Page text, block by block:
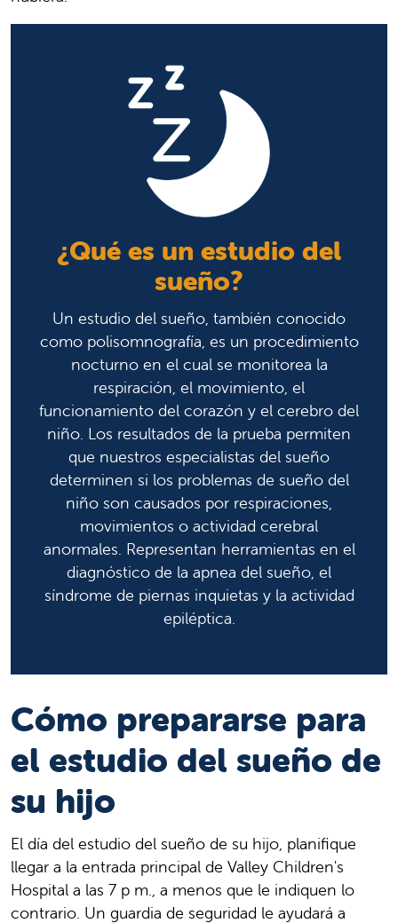
¿Qué es un estudio del
sueño?
Un estudio del sueño, también conocido
como polisomnografía, es un procedimiento
nocturno en el cual se monitorea la
respiración, el movimiento, el
funcionamiento del corazón y el cerebro del
niño. Los resultados de la prueba permiten
que nuestros especialistas del sueño
determinen si los problemas de sueño del
niño son causados por respiraciones,
movimientos o actividad cerebral
anormales. Representan herramientas en el
diagnóstico de la apnea del sueño, el
síndrome de piernas inquietas y la actividad
epiléptica.
Cómo prepararse para
el estudio del sueño de
su hijo
El día del estudio del sueño de su hijo, planifique
llegar a la entrada principal de Valley Children's
Hospital a las 7 p m., a menos que le indiquen lo
contrario. Un guardia de seguridad le ayudará a